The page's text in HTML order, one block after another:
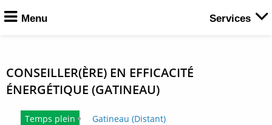
CONSEILLER(ÈRE) EN EFFICACITÉ
ÉNERGÉTIQUE (GATINEAU)
Temps plein
Gatineau (Distant)
Menu Services